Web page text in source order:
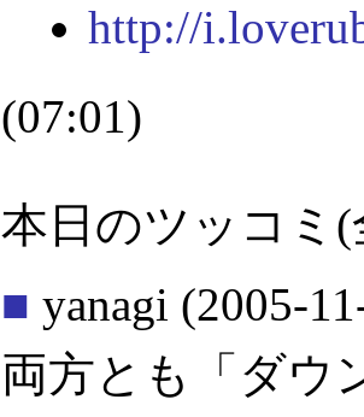
http://
(07:01)
本日のツッコミ(
■ yanagi (2005-
両方とも「ダウ